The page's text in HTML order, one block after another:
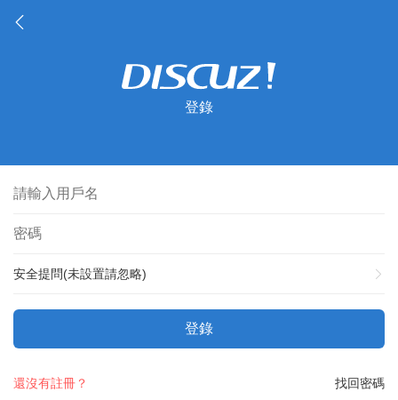
登錄
安全提問(未設置請忽略)
登錄
找回密碼
還沒有註冊？